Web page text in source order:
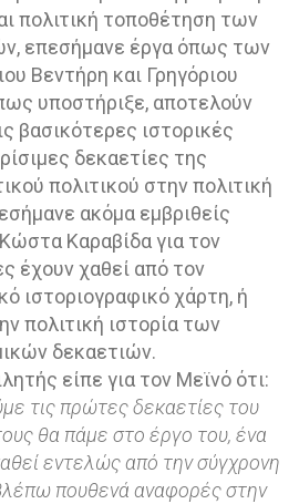
πολιτική τοποθέτηση των
επεσήμανε έργα όπως των
Βεντήρη και Γρηγόριου
υποστήριξε, αποτελούν
βασικότερες ιστορικές
δεκαετίες της
πολιτικού στην πολιτική
ακόμα εμβριθείς
Καραβίδα για τον
έχουν χαθεί από τον
ιστοριογραφικό χάρτη, ή
πολιτική ιστορία των
δεκαετιών.
είπε για τον Μεϊνό ότι:
τις πρώτες δεκαετίες του
θα πάμε στο έργο του, ένα
εντελώς από την σύγχρονη
πουθενά αναφορές στην